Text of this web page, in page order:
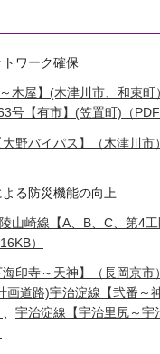
ワーク確保
木屋】(木津川市、和束町
号【有市】(笠置町)（PDF
野バイパス】（木津川市
る防災機能の向上
山崎線【A、B、C、第4
）
印寺～天神】（長岡京市
画道路)宇治淀線【弐番～
宇治淀線【宇治里尻～宇